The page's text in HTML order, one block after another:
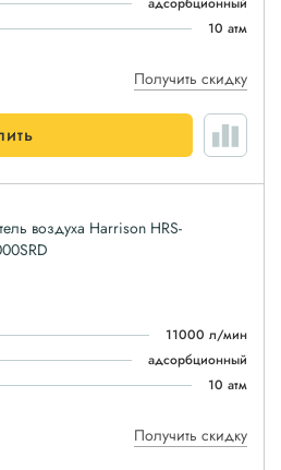
10 атм
Получить скидку
воздуха Harrison HRS-
11000 л/мин
адсорбционный
10 атм
Получить скидку